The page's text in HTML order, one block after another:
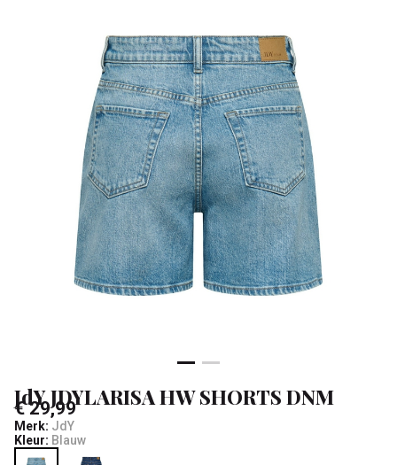
JdY JDYLARISA HW SHORTS DNM
€ 29,99
Merk: JdY
Kleur: Blauw